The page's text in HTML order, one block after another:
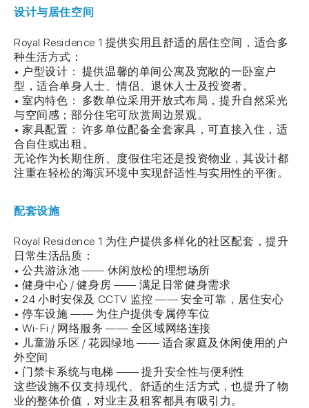
设计与居住空间
Royal Residence 1 提供实用且舒适的居住空间，适合多
种生活方式：
• 户型设计： 提供温馨的单间公寓及宽敞的一卧室户
型，适合单身人士、情侣、退休人士及投资者。
• 室内特色： 多数单位采用开放式布局，提升自然采光
与空间感；部分住宅可欣赏周边景观。
• 家具配置： 许多单位配备全套家具，可直接入住，适
合自住或出租。
无论作为长期住所、度假住宅还是投资物业，其设计都
注重在轻松的海滨环境中实现舒适性与实用性的平衡。
配套设施
Royal Residence 1 为住户提供多样化的社区配套，提升
日常生活品质：
• 公共游泳池 —— 休闲放松的理想场所
• 健身中心 / 健身房 —— 满足日常健身需求
• 24 小时安保及 CCTV 监控 —— 安全可靠，居住安心
• 停车设施 —— 为住户提供专属停车位
• Wi-Fi / 网络服务 —— 全区域网络连接
• 儿童游乐区 / 花园绿地 —— 适合家庭及休闲使用的户
外空间
• 门禁卡系统与电梯 —— 提升安全性与便利性
这些设施不仅支持现代、舒适的生活方式，也提升了物
业的整体价值，对业主及租客都具有吸引力。